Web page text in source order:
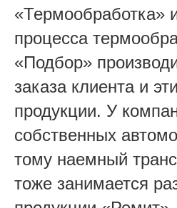
«Термообработка»
процесса
«Подбор»
заказа клиента и
продукции. У
собственных
тому наемный
тоже занимается